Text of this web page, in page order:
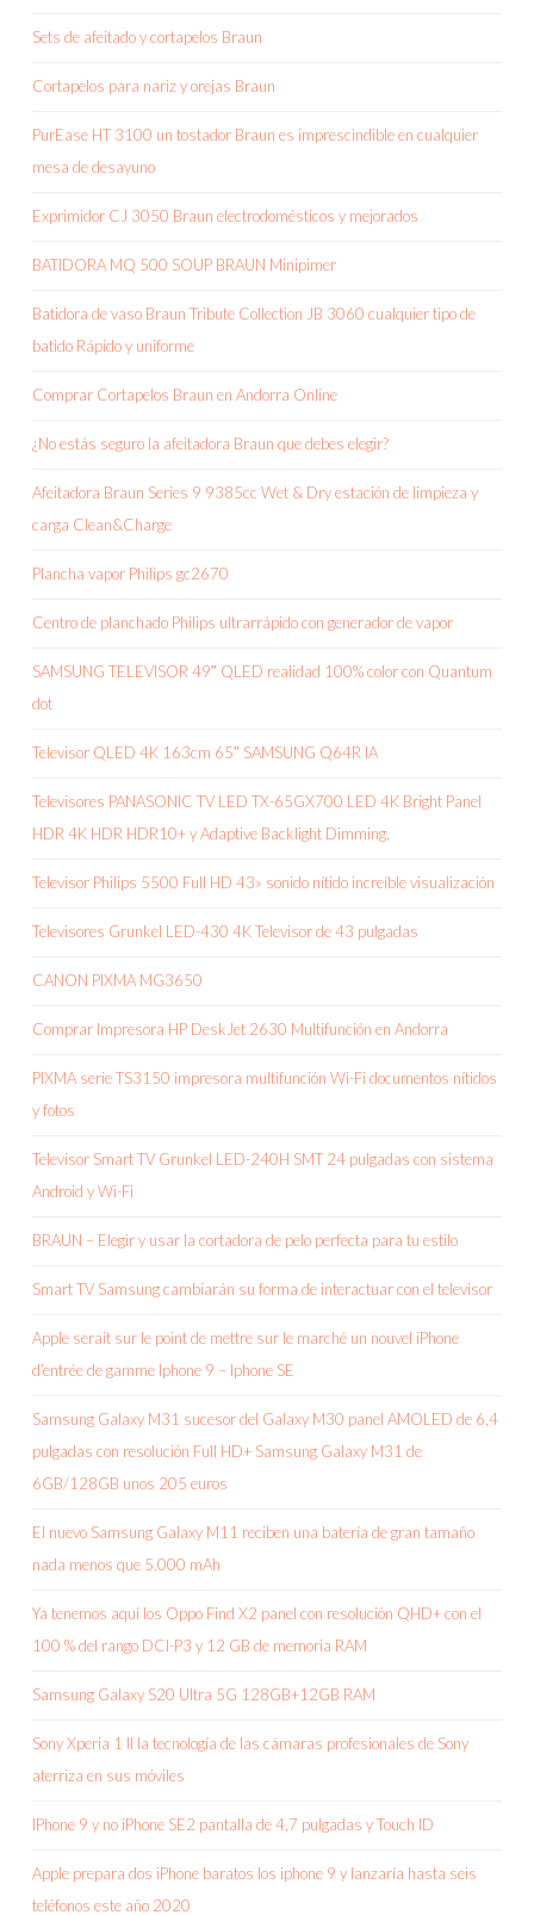
Sets de afeitado y cortapelos Braun
Cortapelos para nariz y orejas Braun
PurEase HT 3100 un tostador Braun es imprescindible en cualquier
mesa de desayuno
Exprimidor CJ 3050 Braun electrodomésticos y mejorados
BATIDORA MQ 500 SOUP BRAUN Minipimer
Batidora de vaso Braun Tribute Collection JB 3060 cualquier tipo de
batido Rápido y uniforme
Comprar Cortapelos Braun en Andorra Online
¿No estás seguro la afeitadora Braun que debes elegir?
Afeitadora Braun Series 9 9385cc Wet & Dry estación de limpieza y
carga Clean&Charge
Plancha vapor Philips gc2670
Centro de planchado Philips ultrarrápido con generador de vapor
SAMSUNG TELEVISOR 49″ QLED realidad 100% color con Quantum
dot
Televisor QLED 4K 163cm 65″ SAMSUNG Q64R IA
Televisores PANASONIC TV LED TX-65GX700 LED 4K Bright Panel
HDR 4K HDR HDR10+ y Adaptive Backlight Dimming,
Televisor Philips 5500 Full HD 43» sonido nítido increíble visualización
Televisores Grunkel LED-430 4K Televisor de 43 pulgadas
CANON PIXMA MG3650
Comprar Impresora HP DeskJet 2630 Multifunción en Andorra
PIXMA serie TS3150 impresora multifunción Wi-Fi documentos nítidos
y fotos
Televisor Smart TV Grunkel LED-240H SMT 24 pulgadas con sistema
Android y Wi-Fi
BRAUN – Elegir y usar la cortadora de pelo perfecta para tu estilo
Smart TV Samsung cambiarán su forma de interactuar con el televisor
Apple serait sur le point de mettre sur le marché un nouvel iPhone
d’entrée de gamme Iphone 9 – Iphone SE
Samsung Galaxy M31 sucesor del Galaxy M30 panel AMOLED de 6,4
pulgadas con resolución Full HD+ Samsung Galaxy M31 de
6GB/128GB unos 205 euros
El nuevo Samsung Galaxy M11 reciben una batería de gran tamaño
nada menos que 5.000 mAh
Ya tenemos aquí los Oppo Find X2 panel con resolución QHD+ con el
100 % del rango DCI-P3 y 12 GB de memoria RAM
Samsung Galaxy S20 Ultra 5G 128GB+12GB RAM
Sony Xperia 1 II la tecnología de las cámaras profesionales de Sony
aterriza en sus móviles
IPhone 9 y no iPhone SE2 pantalla de 4,7 pulgadas y Touch ID
Apple prepara dos iPhone baratos los iphone 9 y lanzaría hasta seis
teléfonos este año 2020